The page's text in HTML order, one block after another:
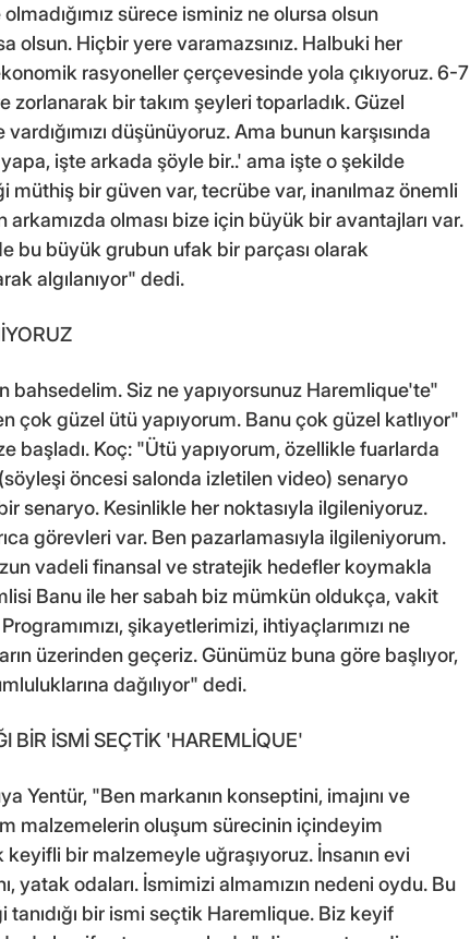
sürece isminiz ne olursa olsun
olsun. Hiçbir yere varamazsınız. Halbuki her
rasyoneller çerçevesinde yola çıkıyoruz. 6-7
zorlanarak bir takım şeyleri toparladık. Güzel
düşünüyoruz. Ama bunun karşısında
işte arkada şöyle bir..' ama işte o şekilde
müthiş bir güven var, tecrübe var, inanılmaz önemli
olması bize için büyük bir avantajları var.
bu büyük grubun ufak bir parçası olarak
algılanıyor" dedi.
bahsedelim. Siz ne yapıyorsunuz Haremlique'te"
çok güzel ütü yapıyorum. Banu çok güzel katlıyor"
başladı. Koç: "Ütü yapıyorum, özellikle fuarlarda
öncesi salonda izletilen video) senaryo
senaryo. Kesinlikle her noktasıyla ilgileniyoruz.
görevleri var. Ben pazarlamasıyla ilgileniyorum.
vadeli finansal ve stratejik hedefler koymakla
Banu ile her sabah biz mümkün oldukça, vakit
şikayetlerimizi, ihtiyaçlarımızı ne
üzerinden geçeriz. Günümüz buna göre başlıyor,
dağılıyor" dedi.
BİR İSMİ SEÇTİK 'HAREMLİQUE'
Yentür, "Ben markanın konseptini, imajını ve
malzemelerin oluşum sürecinin içindeyim
bir malzemeyle uğraşıyoruz. İnsanın evi
yatak odaları. İsmimizi almamızın nedeni oydu. Bu
bir ismi seçtik Haremlique. Biz keyif